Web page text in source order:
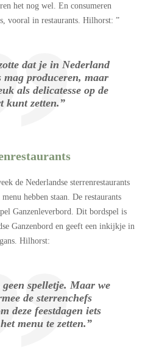
het nog wel. En consumeren
vooral in restaurants. Hilhorst: ”
dat je in Nederland
mag produceren, maar
als delicatesse op de
kunt zetten.”
de Nederlandse sterrenrestaurants
hebben staan. De restaurants
Ganzenleverbord. Dit bordspel is
Ganzenbord en geeft een inkijkje in
Hilhorst:
spelletje. Maar we
de sterrenchefs
deze feestdagen iets
menu te zetten.”